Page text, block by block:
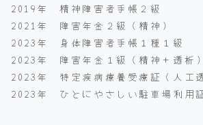
2019年 精神障害者手帳２級
2021年 障害年金２級（精神）
2023年 身体障害者手帳１種１級
2023年 障害年金１級（精神＋透析）
2023年 特定疾病療養受療証（人工透
2023年 ひとにやさしい駐車場利用